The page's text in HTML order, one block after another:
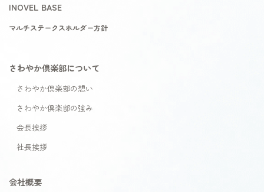
INOVEL BASE
マルチステークスホルダー方針
さわやか倶楽部について
さわやか倶楽部の想い
さわやか倶楽部の強み
会長挨拶
社長挨拶
会社概要